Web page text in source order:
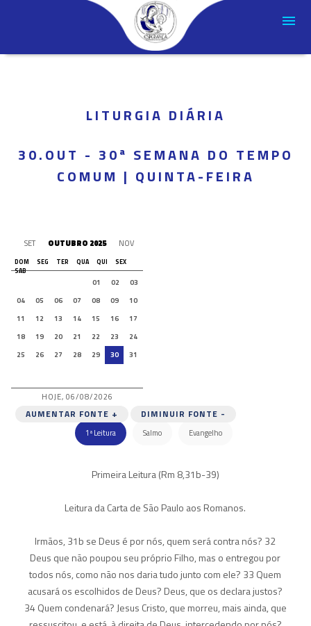
LITURGIA DIÁRIA
30.OUT - 30ª SEMANA DO TEMPO
COMUM | QUINTA-FEIRA
SET OUTUBRO 2025 NOV
DOM SEG TER QUA QUI
SEX
SAB
01 02
03
04
05 06 07 08 09
10
11
12 13 14 15 16
17
18
19 20 21 22 23
24
25
26 27 28 29 30 31
HOJE, 06/08/2026
AUMENTAR FONTE + DIMINUIR FONTE -
1ª Leitura Salmo Evangelho
Primeira Leitura (Rm 8,31b-39)
Leitura da Carta de São Paulo aos Romanos.
Irmãos, 31b se Deus é por nós, quem será contra nós? 32
Deus que não poupou seu próprio Filho, mas o entregou por
todos nós, como não nos daria tudo junto com ele? 33 Quem
acusará os escolhidos de Deus? Deus, que os declara justos?
34 Quem condenará? Jesus Cristo, que morreu, mais ainda, que